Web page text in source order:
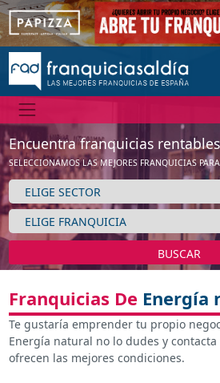
Encuentra franquicias
SELECCIONAMOS LAS MEJORES FRANQUICIAS
BUSCAR
Franquicias De Energía
Te gustaría emprender tu propio
Energía natural no lo dudes y
ofrecen las mejores condiciones.